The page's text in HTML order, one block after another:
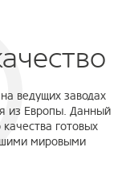
ведущих заводах
из Европы. Данный
готовых
мировыми